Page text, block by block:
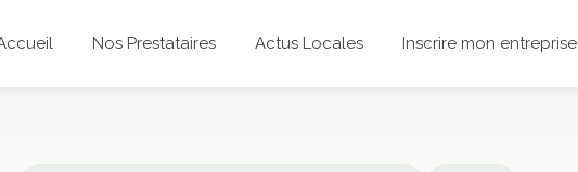
Nos Prestataires Actus Locales Inscrire mon entreprise